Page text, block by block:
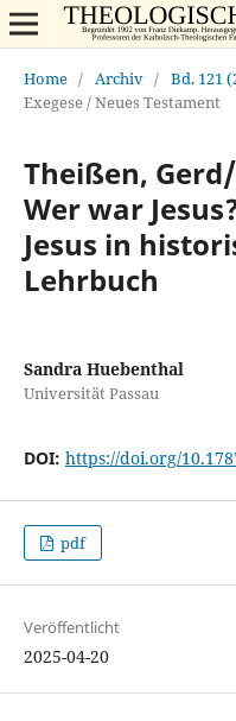
Home / Archiv / Bd. 121
Exegese / Neues Testament
Theißen,
Wer war
Jesus in
Lehrbuch
Sandra Huebenthal
Universität Passau
DOI: https://doi.org/
pdf
Veröffentlicht
2025-04-20